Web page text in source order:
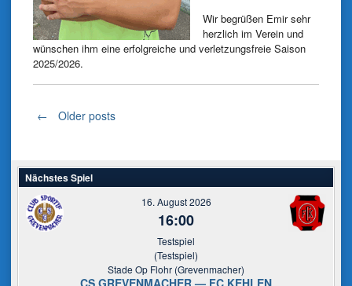
Wir begrüßen Emir sehr
herzlich im Verein und
wünschen ihm eine erfolgreiche und verletzungsfreie Saison
2025/2026.
Posts
navigation
← Older posts
Nächstes Spiel
16. August 2026
16:00
Testspiel
(Testspiel)
Stade Op Flohr (Grevenmacher)